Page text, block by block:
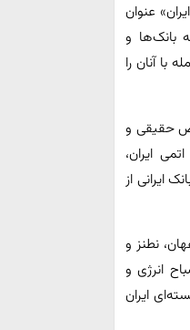
عنوان
بانک‌ها و
آنان را
اشخاص حقیقی و
ایران،
ایرانی از
نطنز و
انرژی و
ایران